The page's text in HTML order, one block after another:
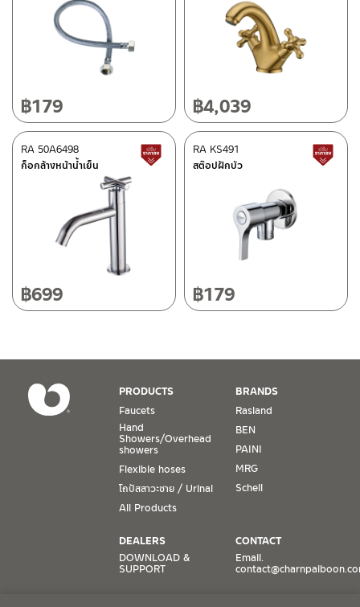
After Sales Service Center – Bangkok
662/61-62 Rama 3 Road, Bangpongpang, Yannawa,
Tel: 02-358-0080 / 080-075-8668 / 091-545-0556
After Sales Service Center Chiangmai
118/33 Onsirin M.8, Sunpuloey, Doysaked, Chaingmai 50220
Tel: 080-075-2626
Operating Time
Monday – Friday 8:30-17:30 hrs.
Saturday 8:30-15:00 hrs.
Closed on Sunday and Special / Public Holidays
1. A proof of purchase, or seller’s receipt, shall be required
to validate product warranty which will be checked against
the date of purchase. In the absence of such proof of
purchase, no warranty claims can be made.
2. To be eligible for warranty claims, a product must be in
its proper working condition. If defects such as dents,
cracks, or impact breakage are evident, or its overall
3. Warranty shall apply only to the part(s) expressly
ติดต่อพนักงานขาย / Contact Sales Staff
Tel: 02-285-5795
@charnpaiboon.sales
ติดต่อ ชาญไพบูลย์ / Contact Us
฿179 ฿4,039
ก็อกล้างหน้าน้ำเย็น
RA 50A6498 Lower price tag
฿699
สต๊อปฝักบัว
RA KS491
฿179
PRODUCTS
Faucets
Hand
Showers/Overhead
showers
Flexible hoses
โถปัสสาวะชาย / Urinal
All Products
BRANDS
Rasland
BEN
PAINI
MRG
Schell
DEALERS
DOWNLOAD &
SUPPORT
CONTACT
Email.